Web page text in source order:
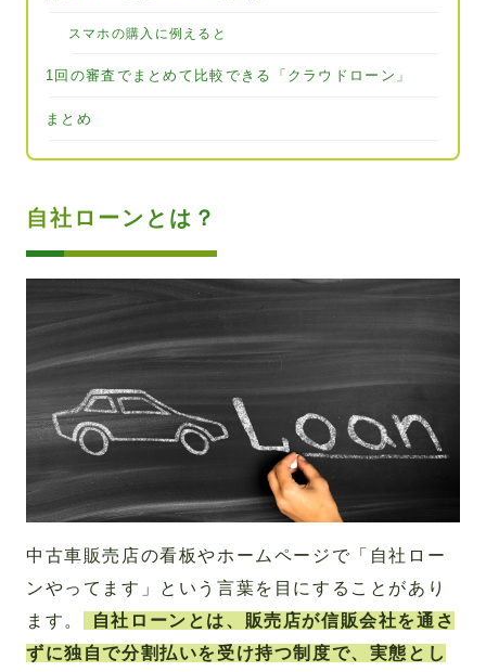
スマホの購入に例えると
1回の審査でまとめて比較できる「クラウドローン」
まとめ
自社ローンとは？
中古車販売店の看板やホームページで「自社ロー
ンやってます」という言葉を目にすることがあり
ます。
自社ローンとは、販売店が信販会社を通さ
ずに独自で分割払いを受け持つ制度で、実態とし